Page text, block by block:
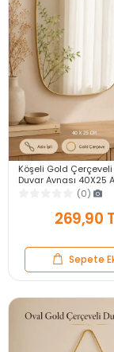
Köşeli Gold
Duvar Aynası 40X25
Modern Salon Antre
Yatak Odası Ayna
(0)
269,90
Sepete